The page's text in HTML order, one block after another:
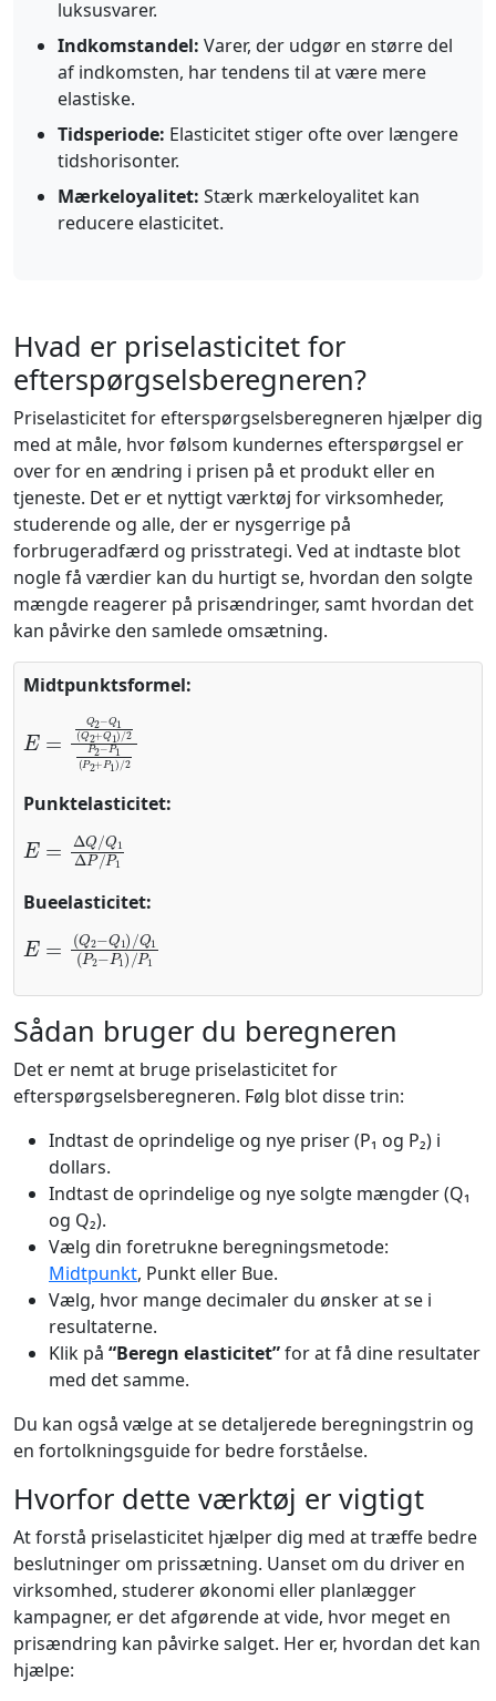
luksusvarer.
Indkomstandel: Varer, der udgør en større del
af indkomsten, har tendens til at være mere
elastiske.
Tidsperiode: Elasticitet stiger ofte over længere
tidshorisonter.
Mærkeloyalitet: Stærk mærkeloyalitet kan
reducere elasticitet.
Hvad er priselasticitet for
efterspørgselsberegneren?
Priselasticitet for efterspørgselsberegneren hjælper dig
med at måle, hvor følsom kundernes efterspørgsel er
over for en ændring i prisen på et produkt eller en
tjeneste. Det er et nyttigt værktøj for virksomheder,
studerende og alle, der er nysgerrige på
forbrugeradfærd og prisstrategi. Ved at indtaste blot
nogle få værdier kan du hurtigt se, hvordan den solgte
mængde reagerer på prisændringer, samt hvordan det
kan påvirke den samlede omsætning.
Midtpunktsformel:
E= 2−Q1(Q
Punktelasticitet:
E= Q/Q1Δ
Bueelasticitet:
E=
(Q Q1)/Q1(P
Sådan bruger du beregneren
Det er nemt at bruge priselasticitet for
efterspørgselsberegneren. Følg blot disse trin:
Indtast de oprindelige og nye priser (P₁ og P₂) i
dollars.
Indtast de oprindelige og nye solgte mængder (Q₁
og Q₂).
Vælg din foretrukne beregningsmetode:
Midtpunkt, Punkt eller Bue.
Vælg, hvor mange decimaler du ønsker at se i
resultaterne.
Klik på “Beregn elasticitet”for at få dine resultater
med det samme.
Du kan også vælge at se detaljerede beregningstrin og
en fortolkningsguide for bedre forståelse.
Hvorfor dette værktøj er vigtigt
At forstå priselasticitet hjælper dig med at træffe bedre
beslutninger om prissætning. Uanset om du driver en
virksomhed, studerer økonomi eller planlægger
kampagner, er det afgørende at vide, hvor meget en
prisændring kan påvirke salget. Her er, hvordan det kan
hjælpe: